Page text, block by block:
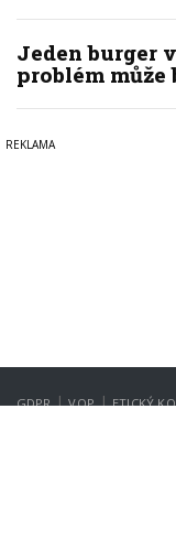
Jeden burger
problém
GDPR | VOP | ETICKÝ